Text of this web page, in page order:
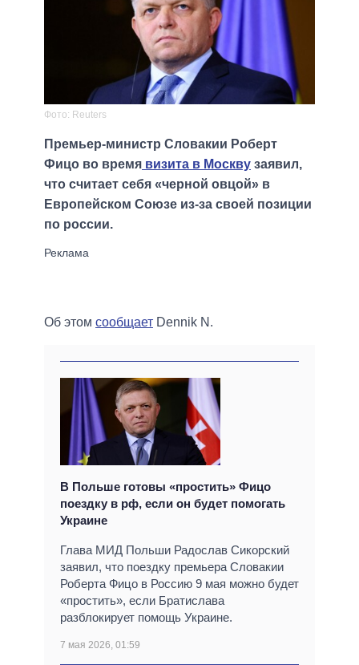
Фото: Reuters
Премьер-министр Словакии Роберт
Фицо во время визита в Москву заявил,
что считает себя «черной овцой» в
Европейском Союзе из-за своей позиции
по россии.
Об этом сообщает Dennik N.
В Польше готовы «простить» Фицо
поездку в рф, если он будет помогать
Украине
Глава МИД Польши Радослав Сикорский
заявил, что поездку премьера Словакии
Роберта Фицо в Россию 9 мая можно будет
«простить», если Братислава
разблокирует помощь Украине.
7 мая 2026, 01:59